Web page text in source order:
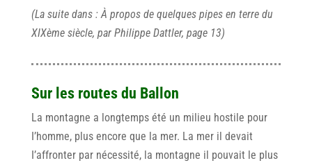
(La suite dans : À propos de quelques pipes en terre du
XIXème siècle, par Philippe Dattler, page 13)
Sur les routes du Ballon
La montagne a longtemps été un milieu hostile pour
I’homme, plus encore que la mer. La mer il devait
I’affronter par nécessité, la montagne il pouvait le plus